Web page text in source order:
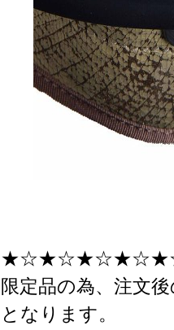
限定品の為、注文
となります。